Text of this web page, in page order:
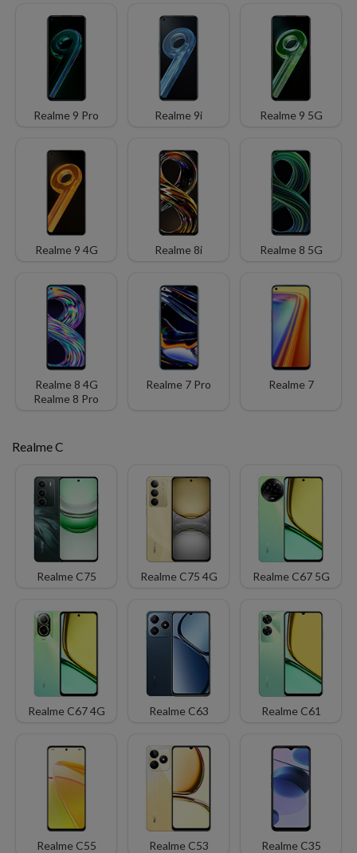
Realme 9 Pro Realme 9i Realme 9 5G
Realme 9 4G Realme 8i Realme 8 5G
Realme 8 4G
Realme 8 Pro
Realme 7 Pro Realme 7
Realme C
Realme C75 Realme C75 4G Realme C67 5G
Realme C67 4G Realme C63 Realme C61
Realme C55 Realme C53 Realme C35